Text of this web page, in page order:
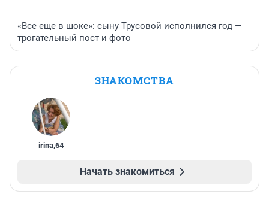
«Все еще в шоке»: сыну Трусовой исполнился год —
трогательный пост и фото
ЗНАКОМСТВА
irina,64
Начать знакомиться